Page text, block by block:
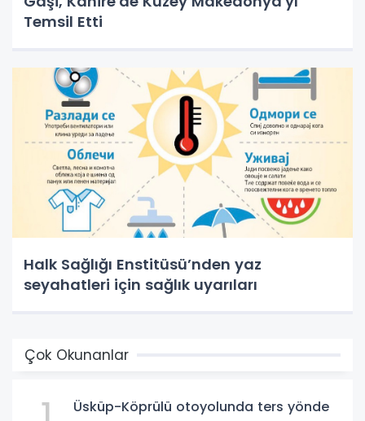
Temsil Etti
Halk Sağlığı Enstitüsü’nden yaz
seyahatleri için sağlık uyarıları
Çok Okunanlar
Üsküp-Köprülü otoyolunda ters yönde